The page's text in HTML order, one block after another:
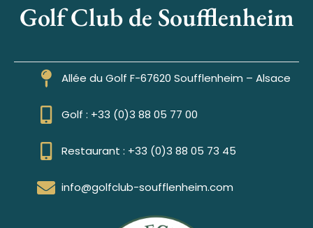
Golf Club de Soufflenheim
Allée du Golf F-67620 Soufflenheim – Alsace
Golf : +33 (0)3 88 05 77 00
Restaurant : +33 (0)3 88 05 73 45
info@golfclub-soufflenheim.com